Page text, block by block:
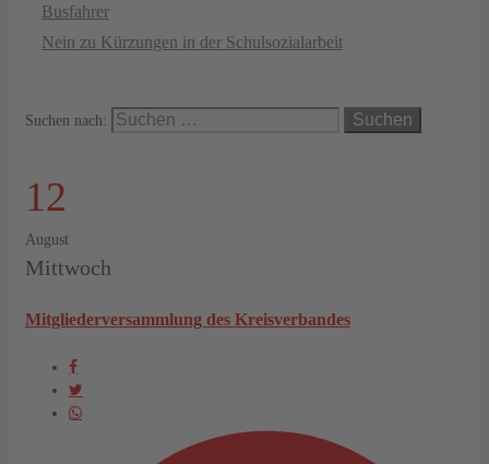
Busfahrer
Nein zu Kürzungen in der Schulsozialarbeit
Suchen nach:
12
August
Mittwoch
Mitgliederversammlung des Kreisverbandes